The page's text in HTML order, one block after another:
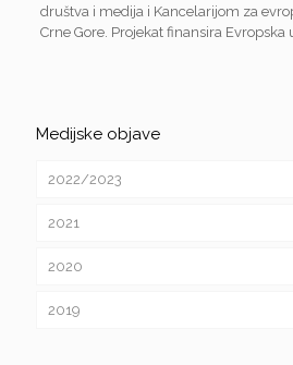
društva i medija i Kancelarijom za
Crne Gore. Projekat finansira Evropska
Medijske objave
2022/2023
2021
2020
2019